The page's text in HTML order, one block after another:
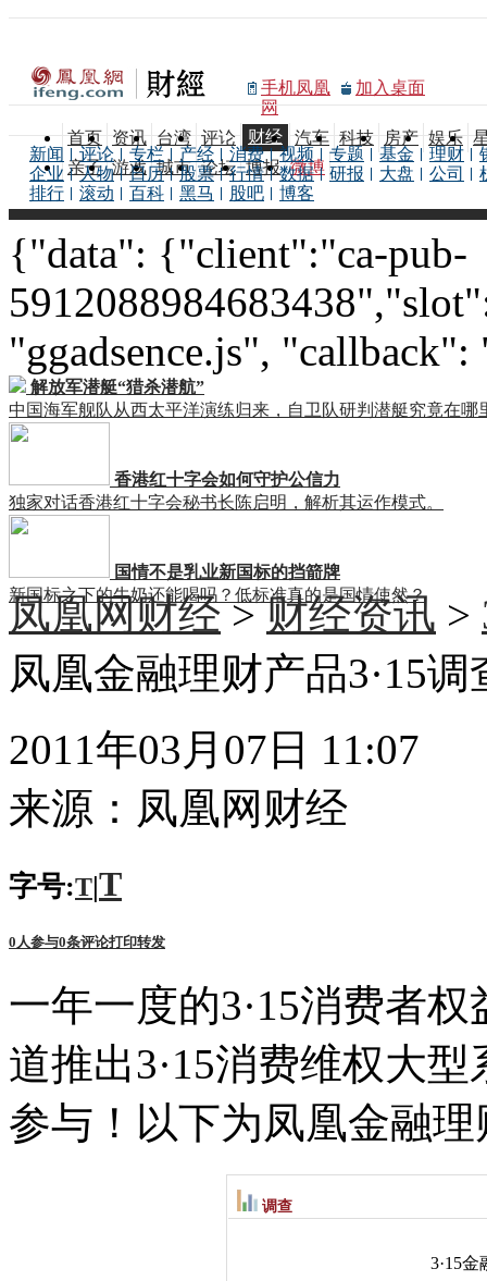
手机凤凰
网
加入桌面
首页 资讯 台湾 评论 财经 汽车 科技 房产 娱乐
亲子 游戏 城市 论坛 博报 微博
新闻 评论 专栏 产经 消费 视频 专题 基金 理财
企业
人物 日历 股票 行情 数据 研报 大盘 公司
排行
滚动 百科 黑马 股吧 博客
{"data": {"client":"ca-pub-
"ggadsence.js", "callback":
解放军潜艇“猎杀潜航”
中国海军舰队从西太平洋演练归来，自卫队研判潜艇究竟在哪
香港红十字会如何守护公信力
独家对话香港红十字会秘书长陈启明，解析其运作模式。
国情不是乳业新国标的挡箭牌
新国标之下的牛奶还能喝吗？低标准真的是国情使然？
凤凰网财经>财经资讯 >
凤凰金融理财产品3·15调
2011年03月07日 11:07
来源： 凤凰网财经
字号:T|T
0 人参与0条评论打印转发
一年一度的3·15消费者
道推出3·15消费维权大
参与！以下为凤凰金融理
调查
3·15